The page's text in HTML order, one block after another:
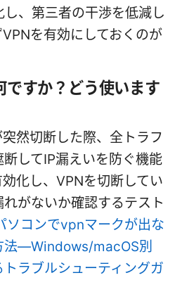
、第三者の干渉を低減し
を有効にしておくのが
すか？どう使います
然切断した際、全トラフ
してIP漏えいを防ぐ機能
化し、VPNを切断してい
がないか確認するテスト
ソコンでvpnマークが出な
法—Windows/macOS別
ラブルシューティングガ